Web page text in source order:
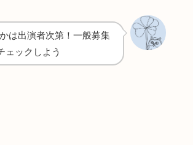
は出演者次第！一般募集
ェックしよう